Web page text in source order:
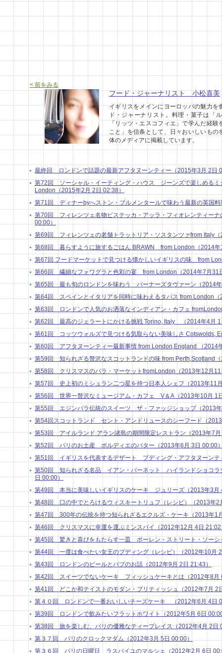
< 前をみる
フード・ジャーナリスト 小松喜美
イギリスをメインにヨーロッパの魅力を
ド・ジャーナリスト。料理・菓子は「
「リッツ・エスコフィエ」で学んだ経
こと」を信条として、日々おいしいもの
体のメディアに掲載しています。
最終回 ロンドンで話題の最新アフタヌーンティー（2015年3月 2日
第72回 ソーシャル・イーティング・ハウス ジーンズで楽しめるミ
London（2015年2月 2日 02:38）
第71回 ディナーbyへストン・ブルメンタールで味わう最新の英国
第70回 フィレンツェ名物ビステッカ・アッラ・フィオレンティー
00:00）
第69回 フィレンツェの老舗トラットリア・ソスタンツァfrom Italy
第68回 暮らすように旅するごはん BRAWN from London（2014年
第67回 フードマーケットで見つける懐かしいイギリスの味 from
第66回 繊細なフォワグラと色彩の宴 from London（2014年7月31
第65回 最も旬のロンドンを味わう バーナーズタヴァーン（2014
第64回 スペインとイタリアを同時に味わえるタパス from London（
第63回 ロンドンで人気のお洒落なインディアン・カフェ
第62回 最高のジェラートにかける挑戦 Torino, Italy （2014年4月 1
第61回 コッツウォルズで見つける気取らない美味しさ Cotswolds,
第60回 アフタヌーンティー最新事情 from London,England （2014
第59回 知られざる贅沢なスコットランドの味 from Perth,Scotland
第58回 クリスマスのバラ・マーケットfromLondon（2013年12月11
第57回 史上初のミシュラン二つ星を持つ日本人シェフ（2013年11
第56回 世界一贅沢なミュージアム・カフェ V＆A（2013年10月 1
第55回 エジンバラ伝統のスイーツ ザ・ファッジショップ（2013
第54回スコットランド セント・アンドリュースのシーフード（
第53回 アイルランド アラン諸島の期間限定レストラン（2013年7
第52回 パリのお土産 ボルディエのバター（2013年6月 3日 00:00
第51回 イギリスを代表するデザート プディング・アフタヌーンテ
第50回 知られざる名品 イアン・バーネット ハイランドショコラ
日 00:00）
第49回 本当に美味しいイギリスのケーキ ジュリーズ（2013年3月
第48回 口の中でとろけるウィスキートリュフ（レシピ）（2013年2
第47回 300年の伝統を持つ知られざるエクルズ・ケーキ（2013年1
第46回 クリスマスに幸運を運ぶミンスパイ（2012年12月 4日 21:02
第45回 驚きと喜びをもたらす一皿 ポーレン・ストリート・ソー
第44回 一度は食べたい女王のプディング（レシピ）（2012年10月
第43回 ロンドンのビールとパブのお話（2012年9月 2日 21:43）
第42回 スイーツでないケーキ フィッシュケーキとは（2012年8月
第41回 どこか和テイストのモダン・ブリティッシュ（2012年7月 2
第４０回 ロンドンで一番おいしいチーズケーキ （2012年6月 4日
第39回 ロンドンで飲みたいフラットホワイト（2012年5月 6日
第38回 旅を楽しむ、パリの優雅なティープレイス（2012年4月 2日
第３７回 パリのクロックマダム（2012年3月 5日 00:00）
第３６回 パリの日曜日 ラスパイユのマルシェ（2012年2月 6日